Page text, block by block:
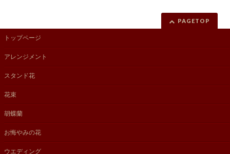
PAGETOP
トップページ
アレンジメント
スタンド花
花束
胡蝶蘭
お悔やみの花
ウエディング